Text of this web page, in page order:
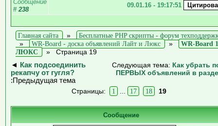
Сообщение
# 238
09.01.16 - 19:17:51
Главная сайта »
Бесплатные PHP скрипты - форум
»
WR-Board - доска объявлений Лайт и Люкс »
WR-Board
ЛЮКС
» Страница 19
◄
Как подсоединить
рекапчу от гугля?
:Предыдущая тема
Следующая тема: Как убрать
ПЕРВЫХ объявлений в
Страницы: 1 17 18 19
Сообщение